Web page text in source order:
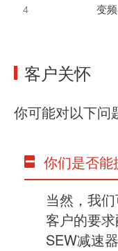
4 变
客户关怀
你可能对以下问
你们是否能
当然，我
客户的要
SEW减速